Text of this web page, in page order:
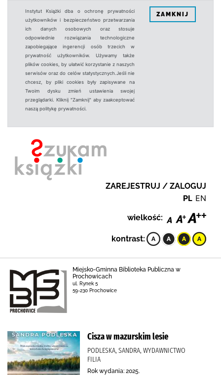
Instytut Książki dba o ochronę prywatności
użytkowników i bezpieczeństwo przetwarzania
ich danych osobowych oraz stosuje
odpowiednie rozwiązania technologiczne
zapobiegające ingerencji osób trzecich w
prywatność użytkowników. Używamy także
plików cookies, by ułatwić korzystanie z naszych
serwisów oraz do celów statystycznych.Jeśli nie
chcesz, by pliki cookies były zapisywane na
Twoim dysku zmień ustawienia swojej
przeglądarki. Kliknij "Zamknij" aby zaakceptować
naszą politykę prywatności.
ZAMKNIJ
ZAREJESTRUJ / ZALOGUJ
PL EN
wielkość:
kontrast:
Miejsko-Gminna Biblioteka Publiczna w
Prochowicach
ul. Rynek 5
59-230 Prochowice
Cisza w mazurskim lesie
PODLESKA, SANDRA, WYDAWNICTWO
FILIA
Rok wydania: 2025.